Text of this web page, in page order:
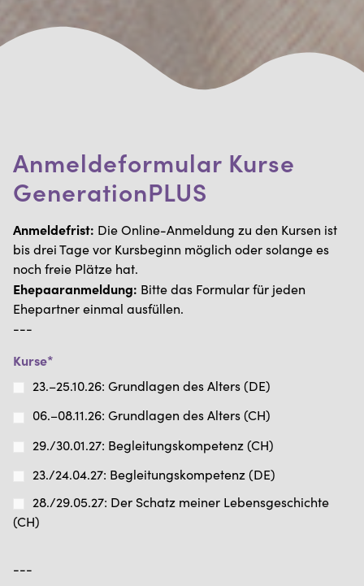
Anmeldeformular Kurse
GenerationPLUS
Anmeldefrist: Die Online-Anmeldung zu den Kursen ist
bis drei Tage vor Kursbeginn möglich oder solange es
noch freie Plätze hat.
Ehepaaranmeldung: Bitte das Formular für jeden
Ehepartner einmal ausfüllen.
---
Kurse*
23.–25.10.26: Grundlagen des Alters (DE)
06.–08.11.26: Grundlagen des Alters (CH)
29./30.01.27: Begleitungskompetenz (CH)
23./24.04.27: Begleitungskompetenz (DE)
28./29.05.27: Der Schatz meiner Lebensgeschichte
(CH)
---